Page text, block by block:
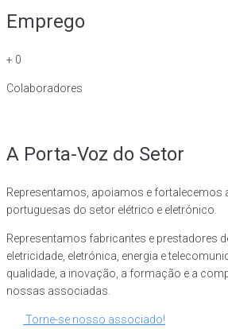
Emprego
+ 0
Colaboradores
A Porta-Voz do Setor
Representamos, apoiamos e fortalecemos
portuguesas do setor elétrico e eletrónico.
Representamos fabricantes e prestadores
eletricidade, eletrónica, energia e
qualidade, a inovação, a formação e a
nossas associadas.
Torne-se nosso associado!